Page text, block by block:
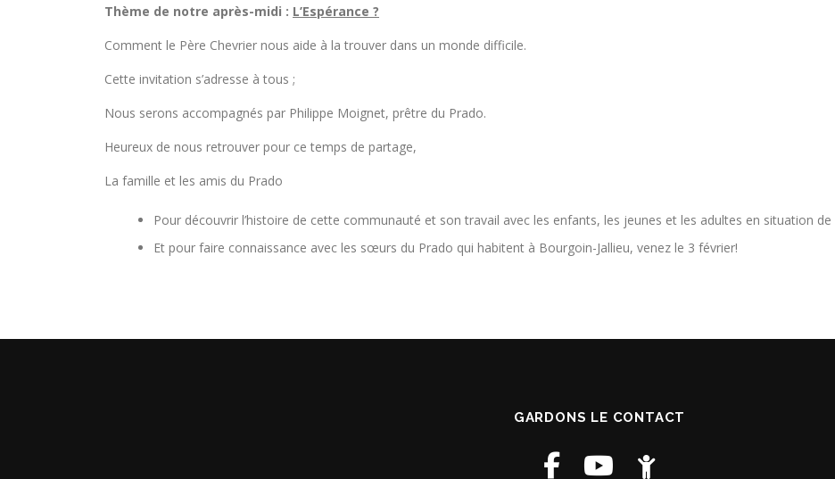
Thème de notre après-midi : L’Espérance ?
Comment le Père Chevrier nous aide à la trouver dans un monde difficile.
Cette invitation s’adresse à tous ;
Nous serons accompagnés par Philippe Moignet, prêtre du Prado.
Heureux de nous retrouver pour ce temps de partage,
La famille et les amis du Prado
Pour découvrir l’histoire de cette communauté et son travail avec les enfants, les jeunes et les adultes en situation de
Et pour faire connaissance avec les sœurs du Prado qui habitent à Bourgoin-Jallieu, venez le 3 février!
GARDONS LE CONTACT